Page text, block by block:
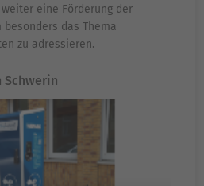
eine Förderung der
das Thema
zu adressieren.